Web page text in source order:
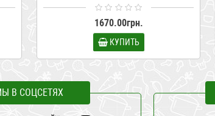
1670.00грн.
КУПИТЬ
В СОЦСЕТЯХ